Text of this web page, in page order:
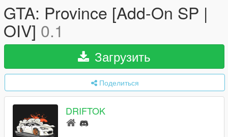
GTA: Province [Add-On SP |
OIV] 0.1
Загрузить
Поделиться
DRIFTOK